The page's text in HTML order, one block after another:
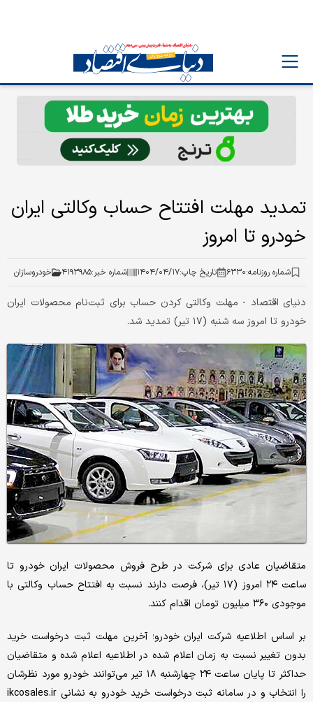
تمدید مهلت افتتاح حساب وکالتی ایران
خودرو تا امروز
شماره روزنامه:۶۳۳۰ تاریخ چاپ:۱۴۰۴/۰۴/۱۷ شماره خبر:۴۱۹۳۹۸۵ خودروسازان
دنیای اقتصاد - مهلت وکالتی کردن حساب برای ثبت‌نام محصولات ایران
خودرو تا امروز سه شنبه (۱۷ تیر) تمدید شد.
متقاضیان عادی برای شرکت در طرح فروش محصولات ایران خودرو تا
ساعت ۲۴ امروز (۱۷ تیر)، فرصت دارند نسبت به افتتاح حساب وکالتی با
موجودی ۳۶۰ میلیون تومان اقدام کنند.
بر اساس اطلاعیه شرکت ایران خودرو؛ آخرین مهلت ثبت درخواست خرید
بدون تغییر نسبت به زمان اعلام شده در اطلاعیه اعلام شده و متقاضیان
حداکثر تا پایان ساعت ۲۴ چهارشنبه ۱۸ تیر می‌توانند خودرو مورد نظرشان
را انتخاب و در سامانه ثبت درخواست خرید خودرو به نشانی ikcosales.ir